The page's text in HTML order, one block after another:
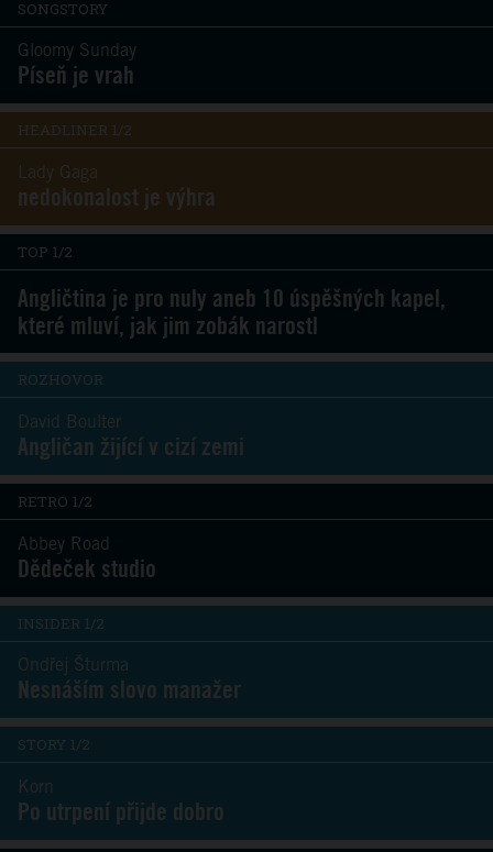
SONGSTORY
Gloomy Sunday
Píseň je vrah
HEADLINER 1/2
Lady Gaga
nedokonalost je výhra
TOP 1/2
Angličtina je pro nuly aneb 10 úspěšných kapel,
které mluví, jak jim zobák narostl
ROZHOVOR
David Boulter
Angličan žijící v cizí zemi
RETRO 1/2
Abbey Road
Dědeček studio
INSIDER 1/2
Ondřej Šturma
Nesnáším slovo manažer
STORY 1/2
Korn
Po utrpení přijde dobro